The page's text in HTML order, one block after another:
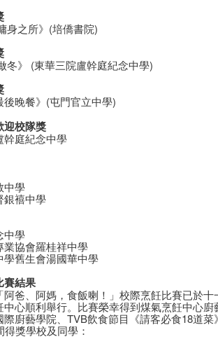
身之所》(培僑書院)
冬》 (東華三院盧幹庭紀念中學)
後晚餐》(屯門官立中學)
迎校隊獎
幹庭紀念中學
中學
銀鿋中學
中學
業協會羅桂祥中學
學舊生會湯國華中學
賽結果
阿爸、阿媽，食飯喇！」校際烹飪比賽已於
中心順利舉行。比賽榮幸得到煤氣烹飪中心
際廚藝學院、TVB飲食節目《請客必食18道
得獎學校及同學：